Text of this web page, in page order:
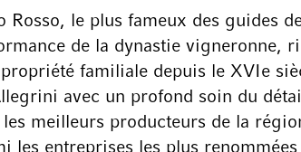
Rosso, le plus fameux des guides
de la dynastie vigneronne,
familiale depuis le XVIe
avec un profond soin du
meilleurs producteurs de la
les entreprises les plus renommées